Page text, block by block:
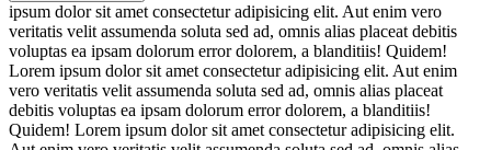
ipsum dolor sit amet consectetur adipisicing elit. Aut enim vero
veritatis velit assumenda soluta sed ad, omnis alias placeat debitis
voluptas ea ipsam dolorum error dolorem, a blanditiis! Quidem!
Lorem ipsum dolor sit amet consectetur adipisicing elit. Aut enim
vero veritatis velit assumenda soluta sed ad, omnis alias placeat
debitis voluptas ea ipsam dolorum error dolorem, a blanditiis!
Quidem! Lorem ipsum dolor sit amet consectetur adipisicing elit.